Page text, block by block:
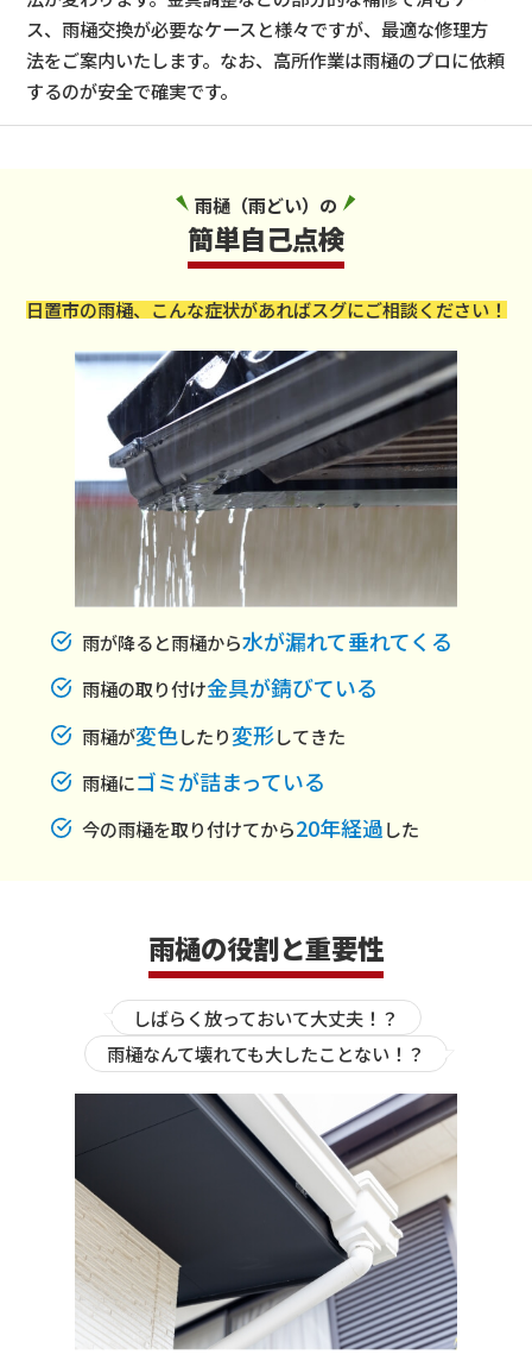
ス、雨樋交換が必要なケースと様々ですが、最適な修理方
法をご案内いたします。なお、高所作業は雨樋のプロに依頼
するのが安全で確実です。
雨樋（雨どい）の
簡単自己点検
日置市の雨樋、こんな症状があればスグにご相談ください！
雨が降ると雨樋から水が漏れて垂れてくる
雨樋の取り付け金具が錆びている
雨樋が変色したり変形してきた
雨樋にゴミが詰まっている
今の雨樋を取り付けてから20年経過した
雨樋の役割と重要性
しばらく放っておいて大丈夫！？
雨樋なんて壊れても大したことない！？